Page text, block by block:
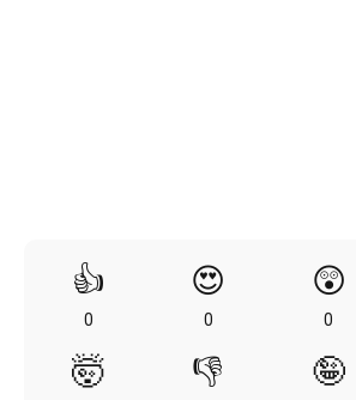
👍
0
😍
0
😲
0
🤯 👎 🤪